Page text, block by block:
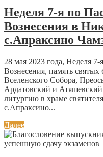
Неделя 7-я по
Вознесения в
с.Апраксино
28 мая 2023 года, Неделя
Вознесения, память
Вселенского Собора,
Ардатовский и
литургию в храме
с.Апраксино...
Далее